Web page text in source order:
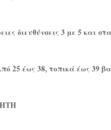
διευθύνσεις 3 με 5 και
25 έως 38, τοπικά έως 39